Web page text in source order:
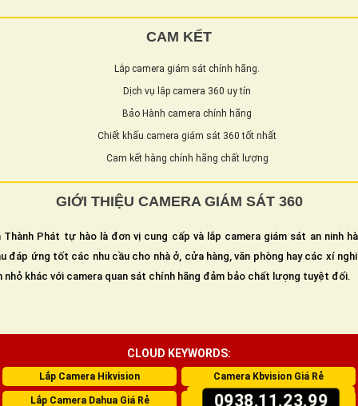
0938.11.23.99
CAM KẾT
Lắp camera giám sát chính hãng.
Dịch vụ lắp camera 360 uy tín
Bảo Hành camera chính hãng
Chiết khấu camera giám sát 360 tốt nhất
Cam kết hàng chính hãng chất lượng
GIỚI THIỆU CAMERA GIÁM SÁT 360
Thành Phát tự hào là đơn vị cung cấp và lắp camera giám sát an ninh
đáp ứng tốt các nhu cầu cho nhà ở, cửa hàng, văn phòng hay các xí
nhỏ khác với camera quan sát chính hãng đảm bảo chất lượng tuyệt đối.
CLOUD KEYWORDS:
Lắp Camera Hikvision Camera Kbvision Giá Rẻ
Lắp Camera Dahua Giá Rẻ Lắp Camera Wifi Imou